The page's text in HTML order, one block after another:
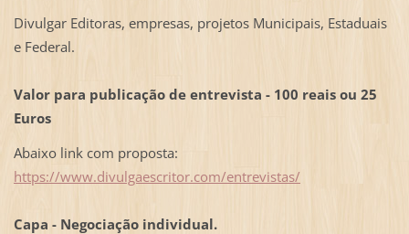
Divulgar Editoras, empresas, projetos Municipais, Estaduais
e Federal.
Valor para publicação de entrevista - 100 reais ou 25
Euros
Abaixo link com proposta:
https://www.divulgaescritor.com/entrevistas/
Capa - Negociação individual.